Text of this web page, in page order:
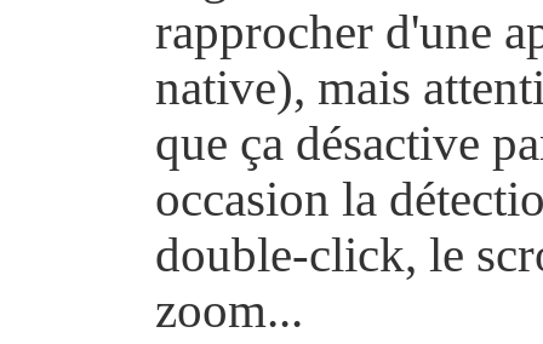
rapprocher d'une
native), mais
que ça désactive
occasion la
double-click, le
zoom...